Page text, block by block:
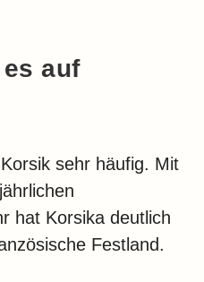
auf
sehr häufig. Mit
hat Korsika deutlich
Festland.